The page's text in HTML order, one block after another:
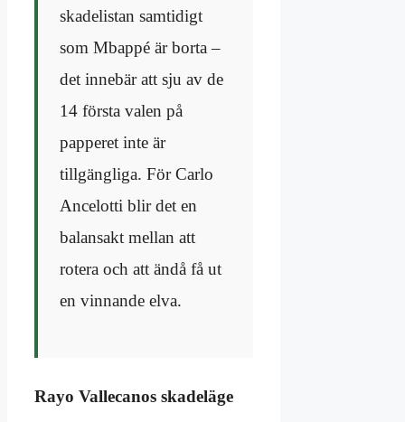
skadelistan samtidigt
som Mbappé är borta –
det innebär att sju av de
14 första valen på
papperet inte är
tillgängliga. För Carlo
Ancelotti blir det en
balansakt mellan att
rotera och att ändå få ut
en vinnande elva.
Rayo Vallecanos skadeläge